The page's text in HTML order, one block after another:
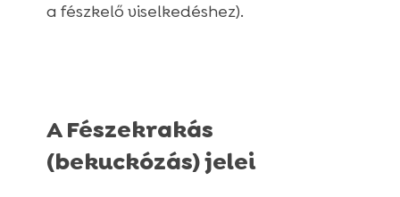
a fészkelő viselkedéshez).
A Fészekrakás
(bekuckózás) jelei